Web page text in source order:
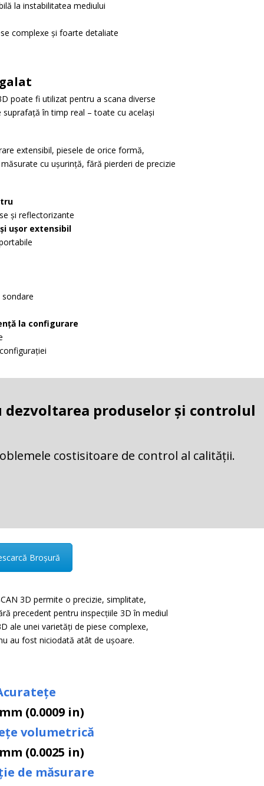
la instabilitatea mediului
complexe și foarte detaliate
poate fi utilizat pentru a scana diverse
în timp real – toate cu același
extensibil, piesele de orice formă,
cu ușurință, fără pierderi de precizie
și reflectorizante
ușor extensibil
la configurare
produselor și controlul
costisitoare de control al calității.
Broșură
3D permite o precizie, simplitate,
precedent pentru inspecțiile 3D în mediul
ale unei varietăți de piese complexe,
au fost niciodată atât de ușoare.
(0.0009 in)
volumetrică
(0.0025 in)
de măsurare